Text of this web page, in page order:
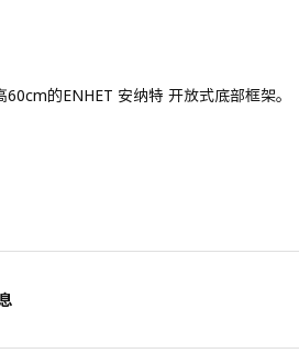
的ENHET 安纳特 开放式底部框架。